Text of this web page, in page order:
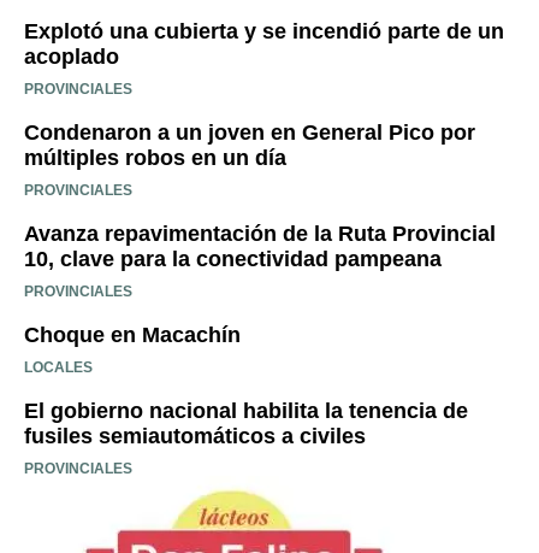
Explotó una cubierta y se incendió parte de un
acoplado
PROVINCIALES
Condenaron a un joven en General Pico por
múltiples robos en un día
PROVINCIALES
Avanza repavimentación de la Ruta Provincial
10, clave para la conectividad pampeana
PROVINCIALES
Choque en Macachín
LOCALES
El gobierno nacional habilita la tenencia de
fusiles semiautomáticos a civiles
PROVINCIALES